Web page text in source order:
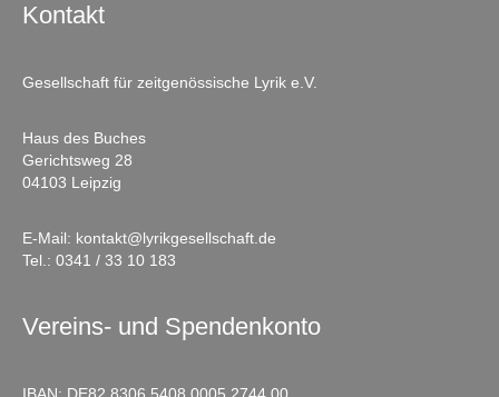
Kontakt
Gesellschaft für zeitgenössische Lyrik e.V.
Haus des Buches
Gerichtsweg 28
04103 Leipzig
E-Mail: kontakt@lyrikgesellschaft.de
Tel.: 0341 / 33 10 183
Vereins- und Spendenkonto